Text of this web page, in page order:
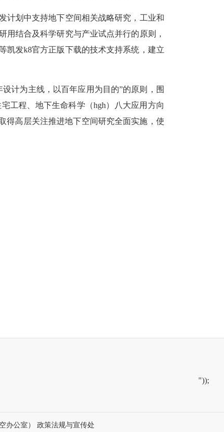
计划中支持地下空间相关战略研究，工业和
结合及科学研究与产业试点并行的原则，
凯发k8官方正版下载的技术支持系统，建立
计为主线，以百年应用为目的”的原则，围
工程、地下生命科学（hgh）八大应用方向
得高层关注推进地下空间研究全面实施，使
"));
办公室） 政策法规与宣传处